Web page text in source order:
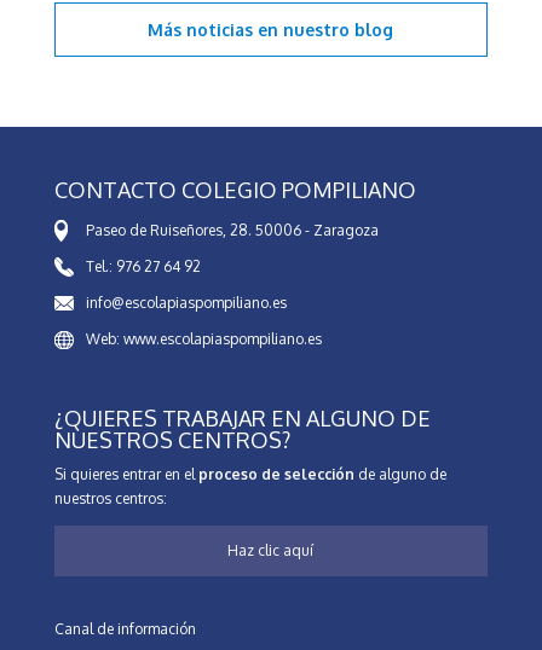
Más noticias en nuestro blog
CONTACTO COLEGIO POMPILIANO
Paseo de Ruiseñores, 28. 50006 - Zaragoza
Tel.: 976 27 64 92
info@escolapiaspompiliano.es
Web: www.escolapiaspompiliano.es
¿QUIERES TRABAJAR EN ALGUNO DE
NUESTROS CENTROS?
Si quieres entrar en el proceso de selección de alguno de
nuestros centros:
Haz clic aquí
Canal de información